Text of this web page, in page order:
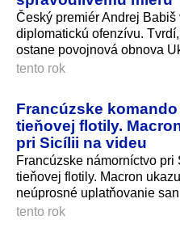
Český premiér Andrej
diplomatickú ofenzívu.
ostane povojnová obnova
tento rok
Francúzske
tieňovej flotily.
pri Sicílii na videu
Francúzske námorníctvo
tieňovej flotily. Macron
neúprosné uplatňovanie
tento rok